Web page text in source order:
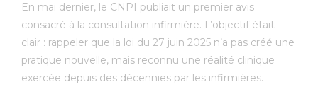
En mai dernier, le CNPI publiait un premier avis
consacré à la consultation infirmière. L’objectif était
clair : rappeler que la loi du 27 juin 2025 n’a pas créé une
pratique nouvelle, mais reconnu une réalité clinique
exercée depuis des décennies par les infirmières.